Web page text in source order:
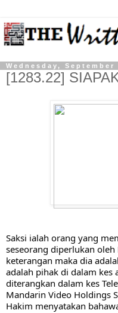
Wednesday, September
[1283.22]
Saksi ialah orang yang
seseorang diperlukan
keterangan maka dia
adalah pihak di dalam kes
diterangkan dalam kes
Mandarin Video Holdings
Hakim menyatakan